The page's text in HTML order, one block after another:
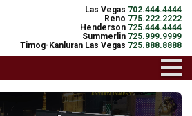
Las Vegas 702.444.4444
Reno 775.222.2222
Henderson 725.444.4444
Summerlin 725.999.9999
Timog-Kanluran Las Vegas 725.888.8888